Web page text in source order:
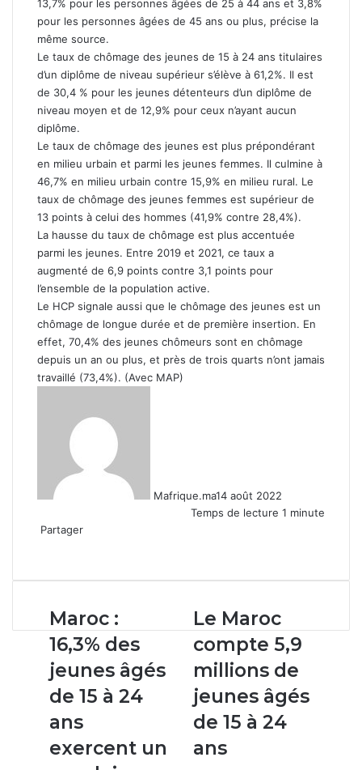
13,7% pour les personnes âgées de 25 à 44 ans et 3,8%
pour les personnes âgées de 45 ans ou plus, précise la
même source.
Le taux de chômage des jeunes de 15 à 24 ans titulaires
d’un diplôme de niveau supérieur s’élève à 61,2%. Il est
de 30,4 % pour les jeunes détenteurs d’un diplôme de
niveau moyen et de 12,9% pour ceux n’ayant aucun
diplôme.
Le taux de chômage des jeunes est plus prépondérant
en milieu urbain et parmi les jeunes femmes. Il culmine à
46,7% en milieu urbain contre 15,9% en milieu rural. Le
taux de chômage des jeunes femmes est supérieur de
13 points à celui des hommes (41,9% contre 28,4%).
La hausse du taux de chômage est plus accentuée
parmi les jeunes. Entre 2019 et 2021, ce taux a
augmenté de 6,9 points contre 3,1 points pour
l’ensemble de la population active.
Le HCP signale aussi que le chômage des jeunes est un
chômage de longue durée et de première insertion. En
effet, 70,4% des jeunes chômeurs sont en chômage
depuis un an ou plus, et près de trois quarts n’ont jamais
travaillé (73,4%). (Avec MAP)
Mafrique.ma14 août 2022
Temps de lecture 1 minute
Partager
email
Maroc
:
16,3%
des
jeunes
âgés
15
à
Maroc :
16,3% des
jeunes âgés
de 15 à 24
ans
exercent un
Le
Maroc
compte
5,9
millions
de
jeunes
âgés
de
Le Maroc
compte 5,9
millions de
jeunes âgés
de 15 à 24
ans